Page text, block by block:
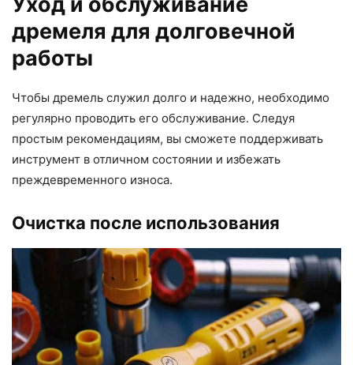
дремеля для долговечной
работы
Чтобы дремель служил долго и надежно, необходимо
регулярно проводить его обслуживание. Следуя
простым рекомендациям, вы сможете поддерживать
инструмент в отличном состоянии и избежать
преждевременного износа.
Очистка после использования